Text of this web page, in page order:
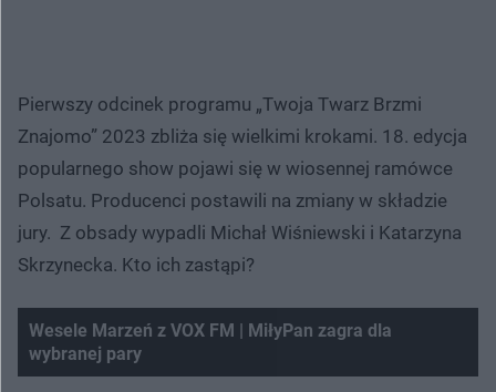
Pierwszy odcinek programu „Twoja Twarz Brzmi
Znajomo” 2023 zbliża się wielkimi krokami. 18. edycja
popularnego show pojawi się w wiosennej ramówce
Polsatu. Producenci postawili na zmiany w składzie
jury. Z obsady wypadli Michał Wiśniewski i Katarzyna
Skrzynecka. Kto ich zastąpi?
Wesele Marzeń z VOX FM | MiłyPan zagra dla
wybranej pary